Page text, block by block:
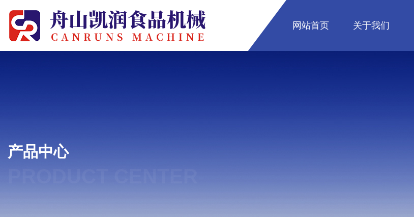
网站首页 关于我们
产品中心